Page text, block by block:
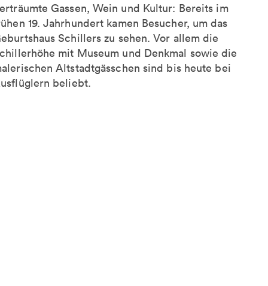
Gassen, Wein und Kultur: Bereits im
19. Jahrhundert kamen Besucher, um das
Schillers zu sehen. Vor allem die
mit Museum und Denkmal sowie die
Altstadtgässchen sind bis heute bei
beliebt.